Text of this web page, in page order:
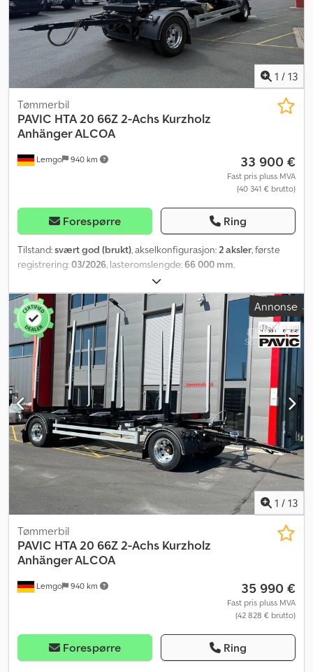
1 / 13
Lemgo 940 km
Tømmerbil
PAVIC HTA 20 66Z 2-Achs Kurzholz
Anhänger ALCOA
33 900 €
Fast pris pluss MVA
(40 341 € brutto)
Forespørre Ring
Tilstand:svært god (brukt), akselkonfigurasjon: 2 aksler, første
registrering:03/2026 , lasteromslengde:66 000 mm
, fjæring:
22,5, Byggeår:2026,
Annonse
1 / 13
Lemgo 940 km
Tømmerbil
PAVIC HTA 20 66Z 2-Achs Kurzholz
Anhänger ALCOA
35 990 €
Fast pris pluss MVA
(42 828 € brutto)
Forespørre Ring